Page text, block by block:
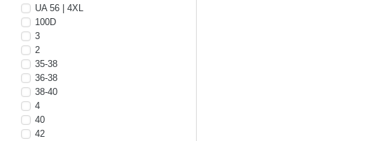
UA 56 | 4XL
100D
3
2
35-38
36-38
38-40
4
40
42